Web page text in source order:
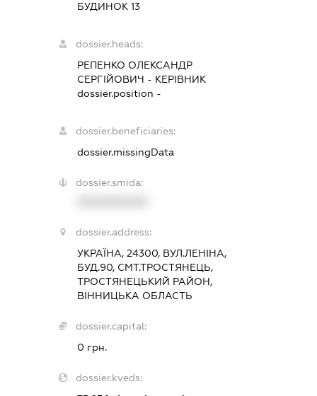
БУДИНОК 13
dossier.heads:
РЕПЕНКО ОЛЕКСАНДР
СЕРГІЙОВИЧ - КЕРІВНИК
dossier.position -
dossier.beneficiaries:
dossier.missingData
dossier.smida:
dossier.address:
УКРАЇНА, 24300, ВУЛ.ЛЕНІНА,
БУД.90, СМТ.ТРОСТЯНЕЦЬ,
ТРОСТЯНЕЦЬКИЙ РАЙОН,
ВІННИЦЬКА ОБЛАСТЬ
dossier.capital:
0 грн.
dossier.kveds: